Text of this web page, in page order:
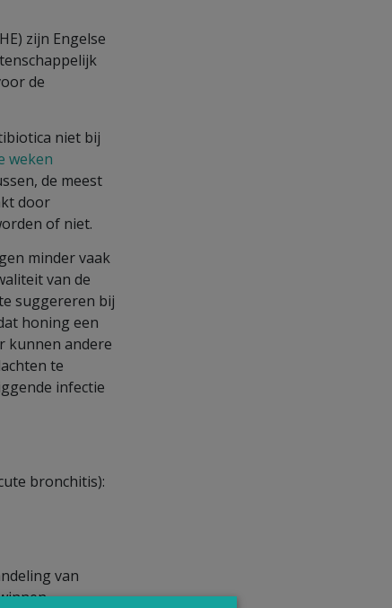
zijn Engelse
de
niet bij
weken
de meest
door
of niet.
minder vaak
van de
suggereren bij
honing een
kunnen andere
te
infectie
bronchitis):
van